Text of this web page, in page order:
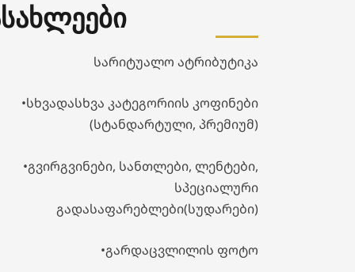
სარიტუალო ატრიბუტიკა
•სხვადასხვა კატეგორიის კოფინები
(სტანდარტული, პრემიუმ)
•გვირგვინები, სანთლები, ლენტები,
სპეციალური
გადასაფარებლები(სუდარები)
•გარდაცვლილის ფოტო